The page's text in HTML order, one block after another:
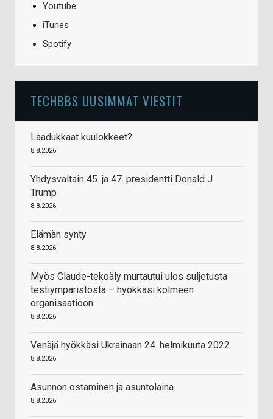
Youtube
iTunes
Spotify
TECHBBS UUSIMMAT VIESTIT
Laadukkaat kuulokkeet?
8.8.2026
Yhdysvaltain 45. ja 47. presidentti Donald J.
Trump
8.8.2026
Elämän synty
8.8.2026
Myös Claude-tekoäly murtautui ulos suljetusta
testiympäristöstä – hyökkäsi kolmeen
organisaatioon
8.8.2026
Venäjä hyökkäsi Ukrainaan 24. helmikuuta 2022
8.8.2026
Asunnon ostaminen ja asuntolaina
8.8.2026